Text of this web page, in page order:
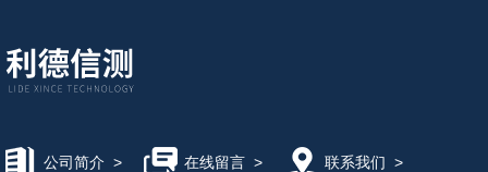
公司简介 > 在线留言> 联系我们 >